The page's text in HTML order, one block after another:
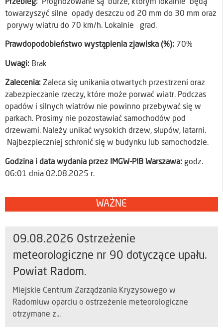
Przebieg:
Prognozowane są burze, którym lokalnie będą
towarzyszyć silne opady deszczu od 20 mm do 30 mm oraz
porywy wiatru do 70 km/h. Lokalnie grad.
Prawdopodobieństwo wystąpienia zjawiska (%): 70%
Uwagi: Brak
Zalecenia: Zaleca się unikania otwartych przestrzeni oraz
zabezpieczanie rzeczy, które może porwać wiatr. Podczas
opadów i silnych wiatrów nie powinno przebywać się w
parkach. Prosimy nie pozostawiać samochodów pod
drzewami. Należy unikać wysokich drzew, słupów, latarni.
Najbezpieczniej schronić się w budynku lub samochodzie.
Godzina i data wydania przez IMGW-PIB Warszawa: godz.
06:01 dnia 02.08.2025 r.
WAŻNE
09.08.2026 Ostrzeżenie
meteorologiczne nr 90 dotyczące upału.
Powiat Radom.
Miejskie Centrum Zarządzania Kryzysowego w
Radomiuw oparciu o ostrzeżenie meteorologiczne
otrzymane z...